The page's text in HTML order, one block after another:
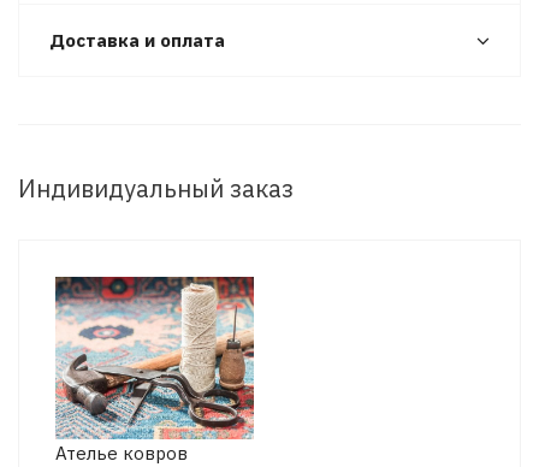
Доставка и оплата
Индивидуальный заказ
Ателье ковров